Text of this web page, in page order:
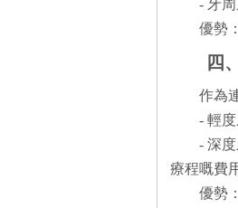
- 牙
優勢
四
作為
- 輕
- 深
療程嘅費
優勢